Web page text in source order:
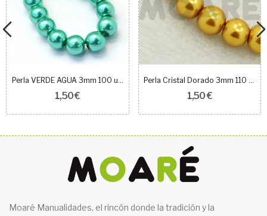
Perla VERDE AGUA 3mm 100 unidades
1,50 €
Perla Cristal Dorado 3mm 110 unidades
1,50 €
Moaré Manualidades, el rincón donde la tradición y la